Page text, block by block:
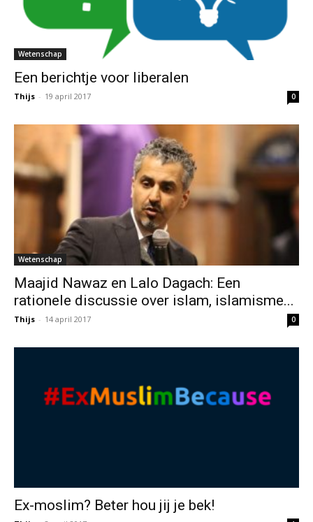
Wetenschap
Een berichtje voor liberalen
Thijs - 19 april 2017 0
Wetenschap
Maajid Nawaz en Lalo Dagach: Een
rationele discussie over islam, islamisme...
Thijs - 14 april 2017 0
Ex-moslim? Beter hou jij je bek!